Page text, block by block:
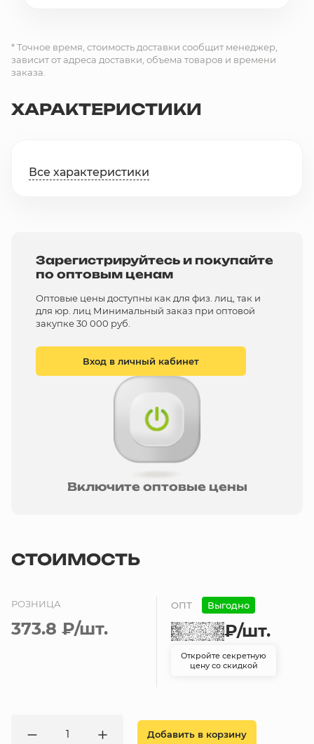
* Точное время, стоимость доставки сообщит менеджер,
зависит от адреса доставки, объема товаров и времени
заказа.
ХАРАКТЕРИСТИКИ
Все характеристики
Зарегистрируйтесь и покупайте
по оптовым ценам
Оптовые цены доступны как для физ. лиц, так и
для юр. лиц Минимальный заказ при оптовой
закупке 30 000 руб.
Вход в личный кабинет
Включите оптовые цены
СТОИМОСТЬ
РОЗНИЦА
373.8 ₽/шт.
ОПТ Выгодно
₽/шт.
Откройте секретную
цену со скидкой
Добавить в корзину